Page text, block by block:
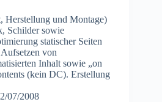
Herstellung und Montage)
Schilder sowie
statischer Seiten
von
Inhalt sowie „on
(kein DC). Erstellung
07/2008